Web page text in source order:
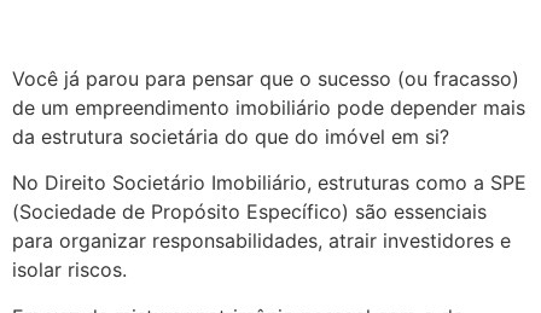
Você já parou para pensar que o sucesso (ou fracasso)
de um empreendimento imobiliário pode depender mais
da estrutura societária do que do imóvel em si?
No Direito Societário Imobiliário, estruturas como a SPE
(Sociedade de Propósito Específico) são essenciais
para organizar responsabilidades, atrair investidores e
isolar riscos.